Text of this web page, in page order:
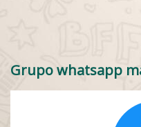
Grupo whatsapp